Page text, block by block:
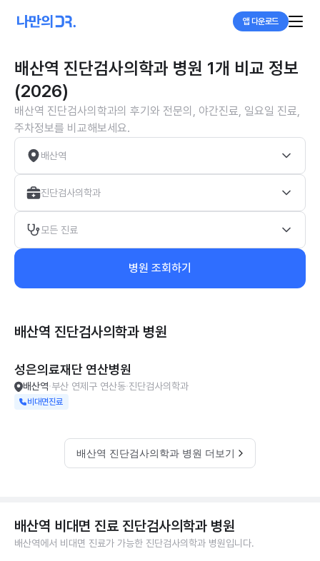
앱 다운로드
배산역 진단검사의학과 병원 1개 비교 정보
(2026)
배산역 진단검사의학과의 후기와 전문의, 야간진료, 일요일 진료,
주차정보를 비교해보세요.
배산역
진단검사의학과
모든 진료
병원 조회하기
배산역 진단검사의학과 병원
성은의료재단 연산병원
배산역 부산 연제구 연산동 진단검사의학과
비대면진료
배산역 진단검사의학과 병원 더보기
배산역 비대면 진료 진단검사의학과 병원
배산역에서 비대면 진료가 가능한 진단검사의학과 병원입니다.